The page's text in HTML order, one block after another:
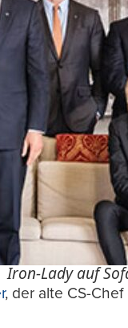
Iron-Lady auf
, der alte CS-